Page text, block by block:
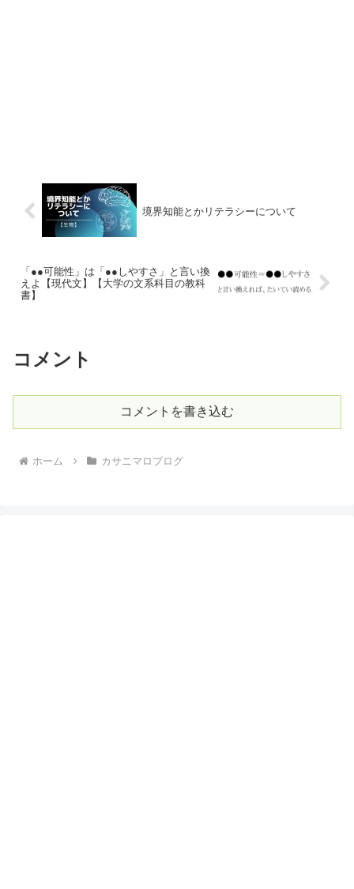
境界知能とかリテラシーについて
「●●可能性」は「●●しやすさ」と言い換
えよ【現代文】【大学の文系科目の教科
書】
コメント
コメントを書き込む
ホーム カサニマロブログ